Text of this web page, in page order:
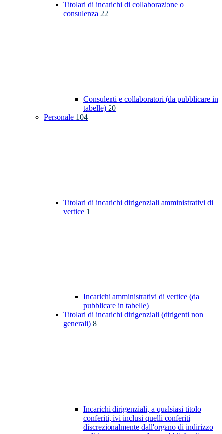
Titolari di incarichi di collaborazione o
consulenza 22
Consulenti e collaboratori (da pubblicare in
tabelle) 20
Personale 104
Titolari di incarichi dirigenziali amministrativi di
vertice 1
Incarichi amministrativi di vertice (da
pubblicare in tabelle)
Titolari di incarichi dirigenziali (dirigenti non
generali) 8
Incarichi dirigenziali, a qualsiasi titolo
conferiti, ivi inclusi quelli conferiti
discrezionalmente dall'organo di indirizzo